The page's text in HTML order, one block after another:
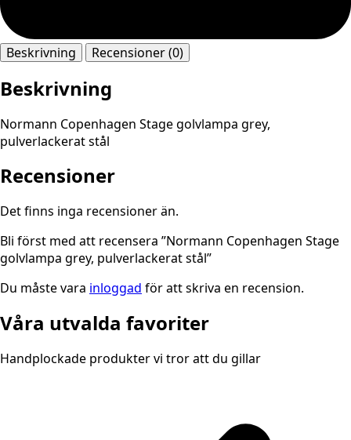
Beskrivning Recensioner (0)
Beskrivning
Normann Copenhagen Stage golvlampa grey,
pulverlackerat stål
Recensioner
Det finns inga recensioner än.
Bli först med att recensera ”Normann Copenhagen Stage
golvlampa grey, pulverlackerat stål”
Du måste vara inloggad för att skriva en recension.
Våra utvalda favoriter
Handplockade produkter vi tror att du gillar